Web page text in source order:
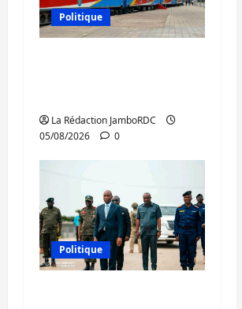
Politique
La Rédaction JamboRDC
05/08/2026
0
Politique